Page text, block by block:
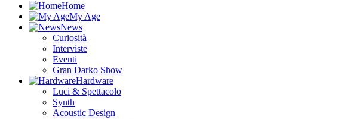
Home
My Age
News
Curiosità
Interviste
Eventi
Gran Darko Show
Hardware
Luci & Spettacolo
Synth
Acoustic Design